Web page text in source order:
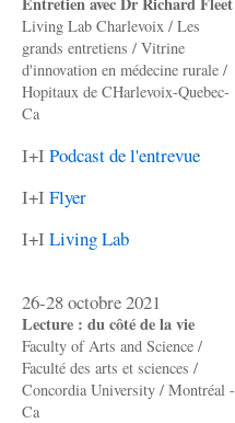
Living Lab Charlevoix / Les
grands entretiens / Vitrine
d'innovation en médecine rurale /
Hopitaux de CHarlevoix-Quebec-
Ca
I+I Podcast de l'entrevue
I+I Flyer
I+I Living Lab
26-28 octobre 2021
Lecture : du côté de la vie
Faculty of Arts and Science /
Faculté des arts et sciences /
Concordia University / Montréal -
Ca